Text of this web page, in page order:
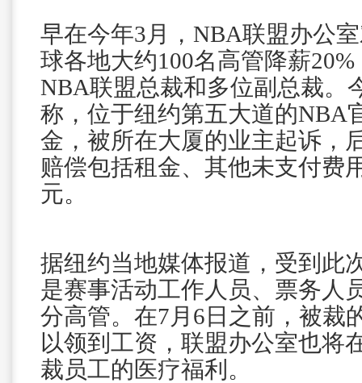
早在今年3月，NBA联盟办公
球各地大约100名高管降薪
NBA联盟总裁和多位副总裁。
称，位于纽约第五大道的NBA
金，被所在大厦的业主起诉，
赔偿包括租金、其他未支付费
元。
据纽约当地媒体报道，受到此
是赛事活动工作人员、票务人
分高管。在7月6日之前，被裁
以领到工资，联盟办公室也将
裁员工的医疗福利。